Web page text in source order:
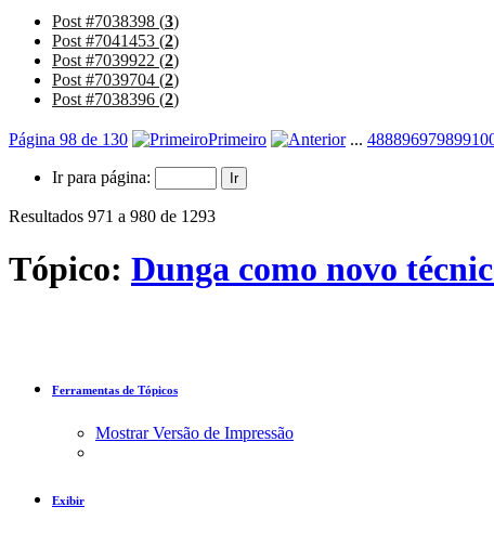
Post #7038398 (3)
Post #7041453 (2)
Post #7039922 (2)
Post #7039704 (2)
Post #7038396 (2)
Página 98 de 130 Primeiro ... 488896979899
Ir para página:
Resultados 971 a 980 de 1293
Tópico: Dunga como novo
Ferramentas de Tópicos
Mostrar Versão de Impressão
Exibir